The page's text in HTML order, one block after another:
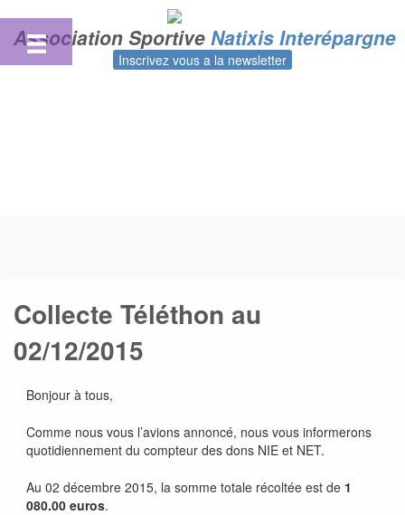
content
Association Sportive Natixis Interépargne
Inscrivez vous a la newsletter
Collecte Téléthon au
02/12/2015
Bonjour à tous,
Comme nous vous l’avions annoncé, nous vous informerons
quotidiennement du compteur des dons NIE et NET.
Au 02 décembre 2015, la somme totale récoltée est de 1
080.00 euros.